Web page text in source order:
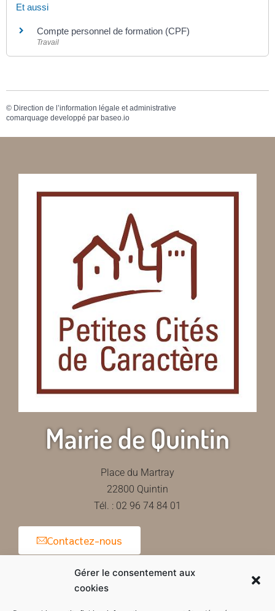
Gérer le consentement aux
cookies
Et aussi
Compte personnel de formation (CPF)
Travail
© Direction de l’information légale et administrative
comarquage developpé par baseo.io
Mairie de Quintin
Place du Martray
22800 Quintin
Tél. : 02 96 74 84 01
Contactez-nous